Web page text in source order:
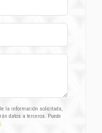
la información solicitada,
datos a terceros. Puede